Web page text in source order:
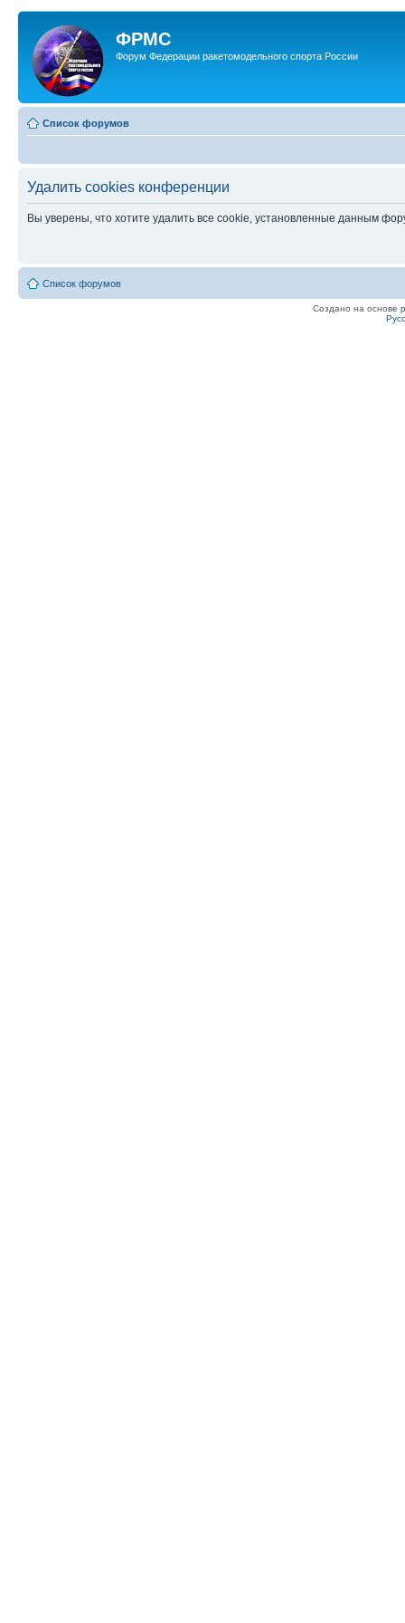
ФРМС
Форум Федерации ракетомодельного спорта России
Список форумов
Удалить cookies конференции
Вы уверены, что хотите удалить все cookie, установленные данным
Список форумов
Создано на основе